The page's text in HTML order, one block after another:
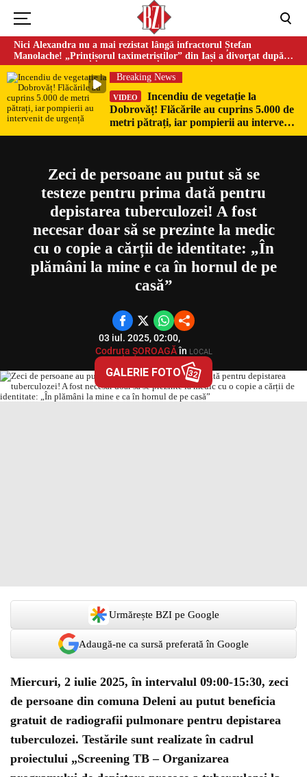
Nici Alexandra nu a mai rezistat lângă infractorul Ștefan
Manolache! „Prințișorul taximetriștilor” din Iași a divorţat după
doi ani de căsnicie
Breaking News
VIDEO
Incendiu de vegetație la
Dobrovăț! Flăcările au cuprins 5.000 de
metri pătrați, iar pompierii au intervenit
de urgență
Could not play video.
There was a problem trying to load the video.
Zeci de persoane au putut să se
testeze pentru prima dată pentru
depistarea tuberculozei! A fost
necesar doar să se prezinte la medic
cu o copie a cărții de identitate: „În
plămâni la mine e ca în hornul de pe
casă”
03 iul. 2025, 02:00,
Codruța ȘOROAGĂîn LOCAL
GALERIE FOTO 32
Urmărește BZI pe Google
Adaugă-ne ca sursă preferată în Google
Miercuri, 2 iulie 2025, în intervalul 09:00-15:30, zeci
de persoane din comuna Deleni au putut beneficia
gratuit de radiografii pulmonare pentru depistarea
tuberculozei. Testările sunt realizate în cadrul
proiectului „Screening TB – Organizarea